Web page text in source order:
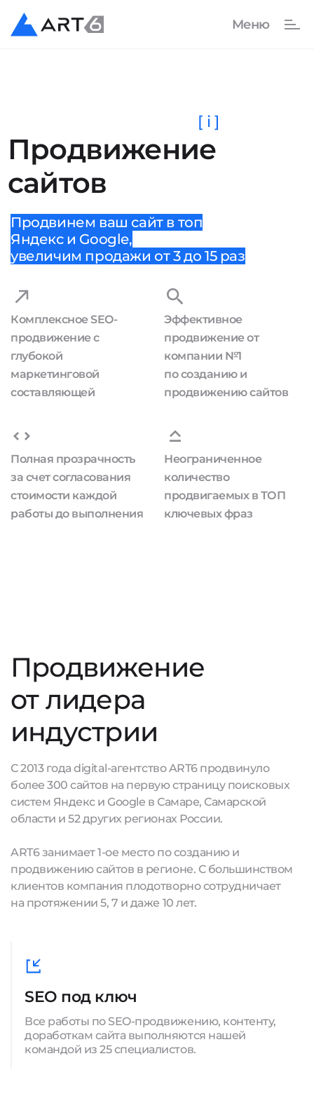
Продвижение
сайтов
[ i ]
Продвинем ваш сайт в топ
Яндекс и Google,
увеличим продажи от 3 до 15 раз
Комплексное SEO-
продвижение с
глубокой
маркетинговой
составляющей
Эффективное
продвижение от
компании №1
по созданию и
продвижению сайтов
Полная прозрачность
за счет согласования
стоимости каждой
работы до выполнения
Неограниченное
количество
продвигаемых в ТОП
ключевых фраз
Продвижение
от лидера
индустрии
С 2013 года digital-агентство ART6 продвинуло
более 300 сайтов на первую страницу поисковых
систем Яндекс и Google в Самаре, Самарской
области и 52 других регионах России.
ART6 занимает 1-ое место по созданию и
продвижению сайтов в регионе. С большинством
клиентов компания плодотворно сотрудничает
на протяжении 5, 7 и даже 10 лет.
SEO под ключ
Все работы по SEO-продвижению, контенту,
доработкам сайта выполняются нашей
командой из 25 специалистов.